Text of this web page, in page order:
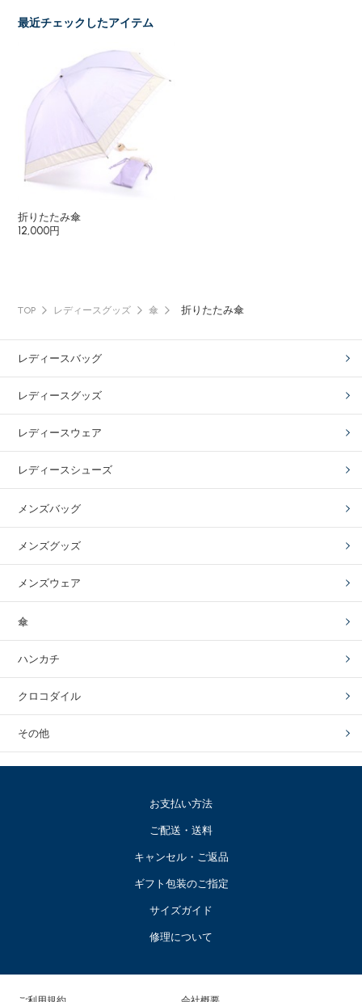
最近チェックしたアイテム
折りたたみ傘
12,000円
TOP レディースグッズ 傘 折りたたみ傘
レディースバッグ
レディースグッズ
レディースウェア
レディースシューズ
メンズバッグ
メンズグッズ
メンズウェア
傘
ハンカチ
クロコダイル
その他
お支払い方法
ご配送・送料
キャンセル・ご返品
ギフト包装のご指定
サイズガイド
修理について